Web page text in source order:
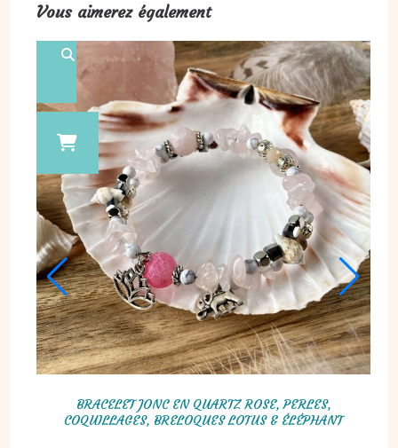
Vous aimerez également
BOUCLES D'OREILLES ORIGAMI DUO, ROSE & FLAMANTS